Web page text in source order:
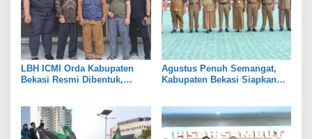
LBH ICMI Orda Kabupaten
Bekasi Resmi Dibentuk,
Agustus Penuh Semangat,
Kabupaten Bekasi Siapkan